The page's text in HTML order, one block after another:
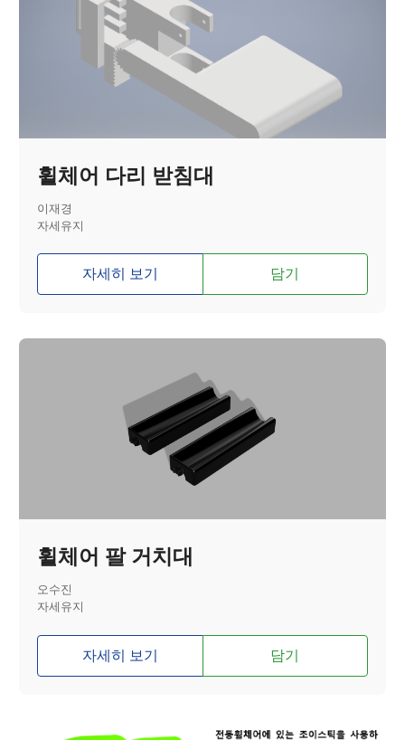
휠체어 다리 받침대
이재경
자세유지
자세히 보기 담기
휠체어 팔 거치대
오수진
자세유지
자세히 보기 담기